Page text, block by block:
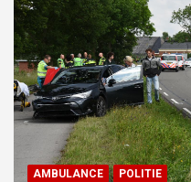
AMBULANCE POLITIE